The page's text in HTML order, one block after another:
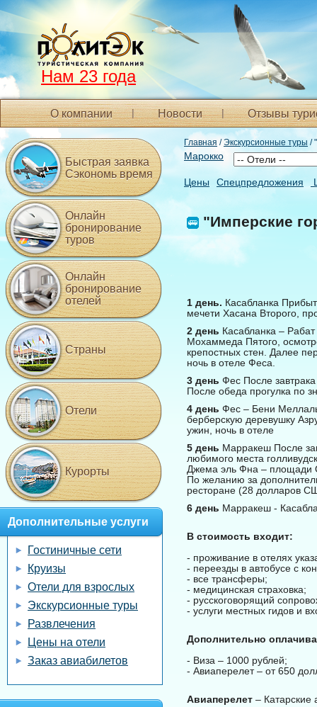
Нам 23 года
О компании Новости Отзывы
Главная /Экскурсионные туры /
Марокко
Цены Спецпредложения
"Имперские
1 день. Касабланка
мечети Хасана Второго,
2 день Касабланка –
Мохаммеда Пятого,
крепостных стен. Далее
ночь в отеле Феса.
3 день Фес После
После обеда прогулка по
4 день Фес – Бени
берберскую деревушку
ужин, ночь в отеле
5 день Марракеш После
любимого места
Джема эль Фна – площади
По желанию за
ресторане (28 долларов
6 день Марракеш -
В стоимость входит:
- проживание в отелях
- переезды в автобусе с
- все трансферы;
- медицинская страховка;
- русскоговорящий
- услуги местных гидов и
Дополнительно
- Виза – 1000 рублей;
- Авиаперелет – от 650
Авиаперелет – Катарские
Быстрая заявка
Сэкономь время
Онлайн
бронирование
туров
Онлайн
бронирование
отелей
Страны
Отели
Курорты
Дополнительные услуги
Гостиничные сети
Круизы
Отели для взрослых
Экскурсионные туры
Развлечения
Цены на отели
Заказ авиабилетов